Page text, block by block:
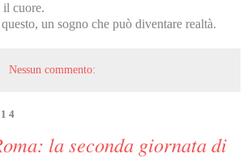
il cuore.
un sogno che può diventare realtà.
Nessun commento:
la seconda giornata di